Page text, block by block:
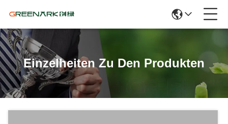
Einzelheiten Zu Den Produkten